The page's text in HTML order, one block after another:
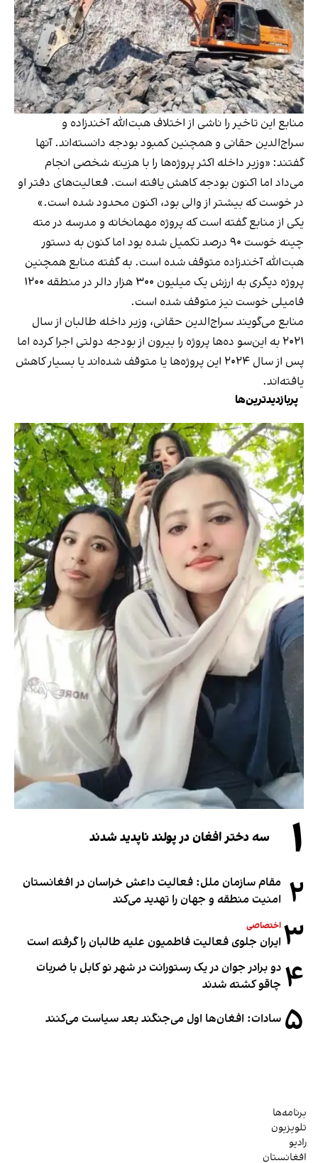
منابع این تاخیر را ناشی از اختلاف هبت‌الله آخندزاده و
سراج‌الدین حقانی و همچنین کمبود بودجه دانسته‌اند. آنها
گفتند: «وزیر داخله اکثر پروژه‌ها را با هزینه شخصی انجام
می‌داد اما اکنون بودجه کاهش یافته است. فعالیت‌های دفتر او
در خوست که بیشتر از والی بود، اکنون محدود شده است.»
یکی از منابع گفته است که پروژه مهمانخانه و مدرسه در مته
چینه خوست ۹۰ درصد تکمیل شده بود اما کنون به دستور
هبت‌الله آخندزاده متوقف شده است. به گفته منابع همچنین
پروژه دیگری به ارزش یک میلیون ۳۰۰ هزار دالر در منطقه ۱۲۰۰
فامیلی خوست نیز متوقف شده است.
منابع می‌گویند سراج‌الدین حقانی، وزیر داخله طالبان از سال
۲۰۲۱ به این‌سو ده‌ها پروژه را بیرون از بودجه دولتی اجرا کرده اما
پس از سال ۲۰۲۴ این پروژه‌ها یا متوقف شده‌اند یا بسیار کاهش
یافته‌اند.
پربازدیدترین‌ها
۱ سه دختر افغان در پولند ناپدید شدند
۲ مقام سازمان ملل: فعالیت داعش خراسان در افغانستان
امنیت منطقه و جهان را تهدید می‌کند
۳ اختصاصی
ایران جلوی فعالیت فاطمیون علیه طالبان را گرفته است
۴ دو برادر جوان در یک رستورانت در شهر نو کابل با ضربات
چاقو کشته شدند
۵ سادات: افغان‌ها اول می‌جنگند بعد سیاست می‌کنند
برنامه‌ها
تلویزیون
رادیو
افغانستان